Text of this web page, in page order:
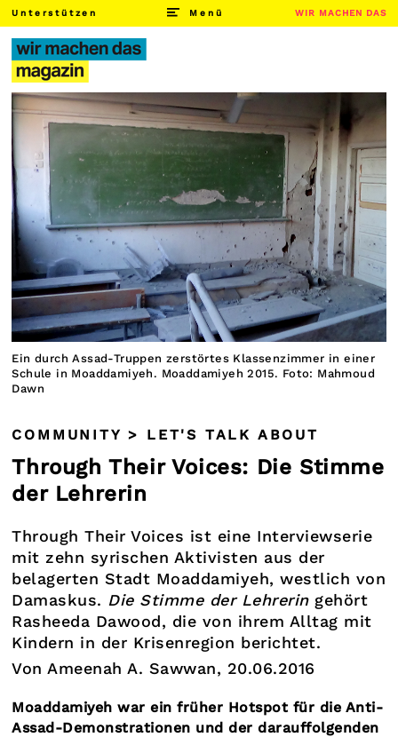
Unterstützen Menü WIR MACHEN DAS
Ein durch Assad-Truppen zerstörtes Klassenzimmer in einer
Schule in Moaddamiyeh. Moaddamiyeh 2015. Foto: Mahmoud
Dawn
COMMUNITY > LET'S TALK ABOUT
Through Their Voices: Die Stimme
der Lehrerin
Through Their Voices ist eine Interviewserie
mit zehn syrischen Aktivisten aus der
belagerten Stadt Moaddamiyeh, westlich von
Damaskus. Die Stimme der Lehreringehört
Rasheeda Dawood, die von ihrem Alltag mit
Kindern in der Krisenregion berichtet.
Von Ameenah A. Sawwan, 20.06.2016
Moaddamiyeh war ein früher Hotspot für die Anti-
Assad-Demonstrationen und der darauffolgenden